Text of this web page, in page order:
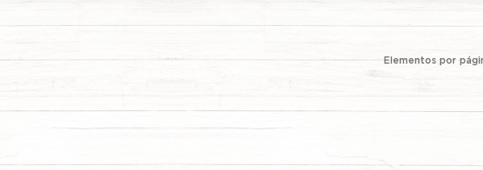
Elementos por